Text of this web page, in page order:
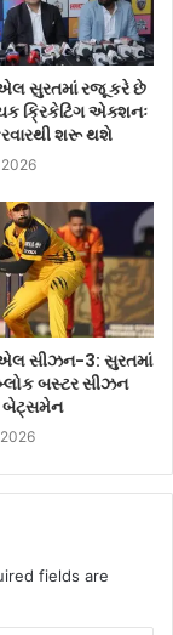
સુરતમાં રજૂ કરે છે
ક્રિકેટિંગ એક્શનઃ
શરૂ થશે
સીઝન-3: સુરતમાં
બસ્ટર સીઝન
બેટ્સમેન
fields are